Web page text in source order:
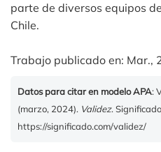
parte de diversos equipos
Chile.
Trabajo publicado en: Mar.,
Datos para citar en modelo APA:
(marzo, 2024). Validez.
https://significado.com/validez/